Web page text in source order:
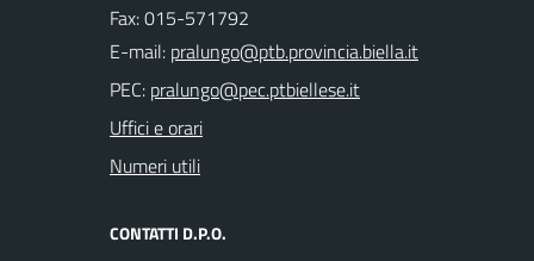
Fax: 015-571792
E-mail:
PEC:
Uffici e orari
Numeri utili
CONTATTI D.P.O.